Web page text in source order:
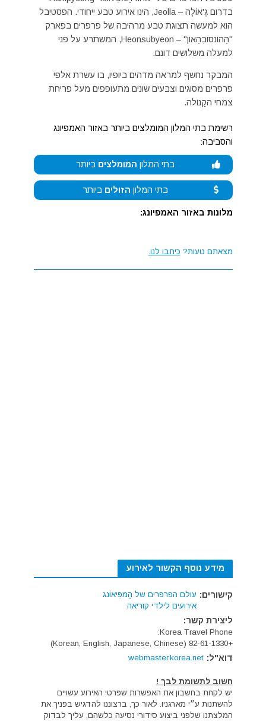
בדרום גֶ'אוֹלָה – Jeolla, הינו אירוע טבע ייחודי. הפסטיבל
הוא למעשה תצוגת טבע מרהיבה של פרפרים בפארק
"הֶהוֹנסוּבִהֶאוֹן" – Heonsubyeon, המשתרע על פני
למעלה משלושים דונם.
המבקר נחשף למראה מדהים ביופיו, בו עשרת אלפי
פרפרים מסוגים וצבעים שונים מתעופפים מעל פריחת
צמחי הקָנוֹלה.
רשימת בתי המלון המומלצים ביותר באזור האמפיונג
והסביבה:
בתי המלון המומלצים ביותר
בתי המלון הזולים ביותר
מלונות באזור האמפיונג:
מצאתם טעות? כיתבו לנו.
מידע נוסף הקשור לאירוע
קישורים: עולם הפרפרים של הָמפֵּיאוֹנג
אירועים לילדי קוריאה
ליצירת קשר:
Korea Travel Phone:
+82-61-1330 (Korean, English, Japanese, Chinese)
דוא"ל: webmaster.korea.net
חשוב לתשומת לבך !
יש לקחת בחשבון את האפשרות שפרטי האירוע עשויים
להשתנות ע״י מארגניו. לאור כך, ברצוננו להדגיש בפניך את
המלצתנו שלפני ביצוע סידורי נסיעה כלשהם, עליך לבדוק